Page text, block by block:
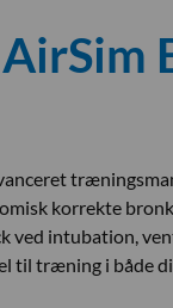
korrekte
ved intubation,
til træning i både